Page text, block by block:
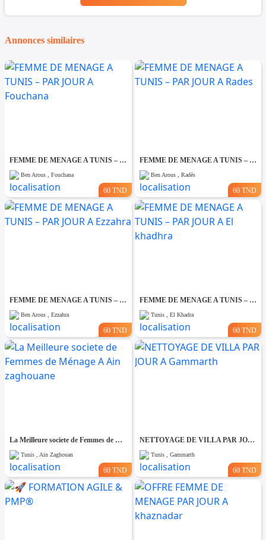
Annonces similaires
FEMME DE MENAGE A TUNIS – PAR JOUR A Fouchana
Ben Arous , Fouchana
60 TND
FEMME DE MENAGE A TUNIS – PAR JOUR A Rades
Ben Arous , Radès
60 TND
FEMME DE MENAGE A TUNIS – PAR JOUR A Ezzahra
Ben Arous , Ezzahra
60 TND
FEMME DE MENAGE A TUNIS – PAR JOUR A El khadhra
Tunis , El Khadra
60 TND
La Meilleure societe de Femmes de Ménage A Ain zaghouane
Tunis , Ain Zaghouan
60 TND
NETTOYAGE DE VILLA PAR JOUR A Gammarth
Tunis , Gammarth
60 TND